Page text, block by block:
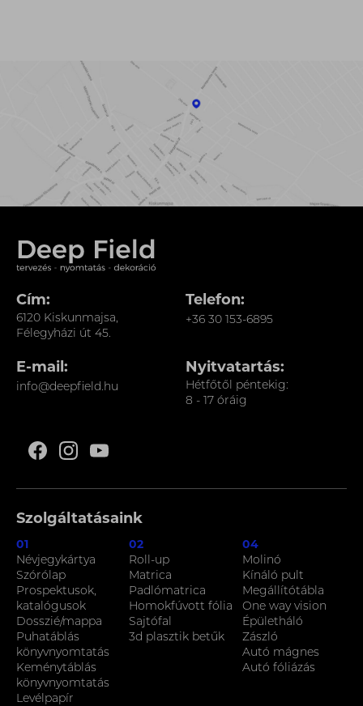
Cím:
6120 Kiskunmajsa,
Félegyházi út 45.
Telefon:
+36 30 153-6895
E-mail:
info@deepfield.hu
Nyitvatartás:
Hétfőtől péntekig:
8 - 17 óráig
Szolgáltatásaink
01
Névjegykártya
Szórólap
Prospektusok,
katalógusok
Dosszié/mappa
Puhatáblás
könyvnyomtatás
Keménytáblás
könyvnyomtatás
Levélpapír
02
Roll-up
Matrica
Padlómatrica
Homokfúvott fólia
Sajtófal
3d plasztik betűk
04
Molinó
Kínáló pult
Megállítótábla
One way vision
Épületháló
Zászló
Autó mágnes
Autó fóliázás